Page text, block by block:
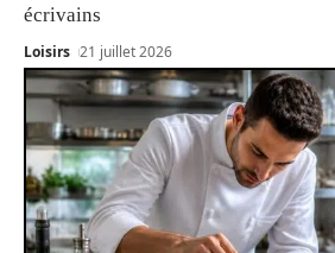
écrivains
Loisirs 21 juillet 2026